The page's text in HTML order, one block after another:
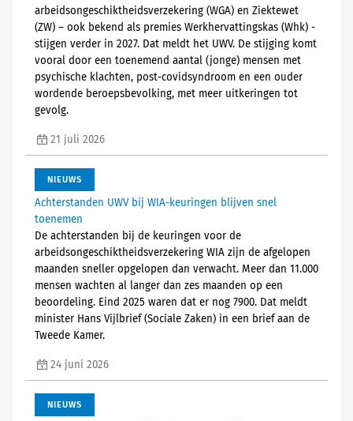
arbeidsongeschiktheidsverzekering (WGA) en Ziektewet
(ZW) – ook bekend als premies Werkhervattingskas (Whk) -
stijgen verder in 2027. Dat meldt het UWV. De stijging komt
vooral door een toenemend aantal (jonge) mensen met
psychische klachten, post-covidsyndroom en een ouder
wordende beroepsbevolking, met meer uitkeringen tot
gevolg.
21 juli 2026
NIEUWS
Achterstanden UWV bij WIA-keuringen blijven snel
toenemen
De achterstanden bij de keuringen voor de
arbeidsongeschiktheidsverzekering WIA zijn de afgelopen
maanden sneller opgelopen dan verwacht. Meer dan 11.000
mensen wachten al langer dan zes maanden op een
beoordeling. Eind 2025 waren dat er nog 7900. Dat meldt
minister Hans Vijlbrief (Sociale Zaken) in een brief aan de
Tweede Kamer.
24 juni 2026
NIEUWS